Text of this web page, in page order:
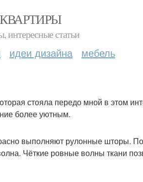
интересные статьи
идеи дизайна мебель
стояла передо мной в этом
более уютным.
выполняют рулонные шторы.
Чёткие ровные волны ткани